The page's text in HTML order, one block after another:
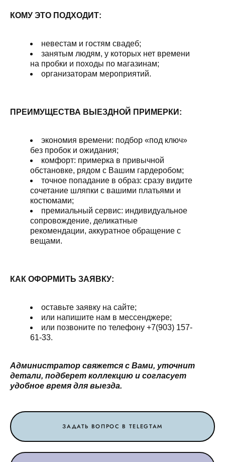
КОМУ ЭТО ПОДХОДИТ:
невестам и гостям свадеб;
занятым людям, у которых нет времени
на пробки и походы по магазинам;
организаторам мероприятий.
ПРЕИМУЩЕСТВА ВЫЕЗДНОЙ ПРИМЕРКИ:
экономия времени: подбор «под ключ»
без пробок и ожидания;
комфорт: примерка в привычной
обстановке, рядом с Вашим гардеробом;
точное попадание в образ: сразу видите
сочетание шляпки с вашими платьями и
костюмами;
премиальный сервис: индивидуальное
сопровождение, деликатные
рекомендации, аккуратное обращение с
вещами.
КАК ОФОРМИТЬ ЗАЯВКУ:
оставьте заявку на сайте;
или напишите нам в мессенджере;
или позвоните по телефону +7(903) 157-
61-33.
Администратор свяжется с Вами, уточнит
детали, подберет коллекцию и согласует
удобное время для выезда.
ЗАДАТЬ ВОПРОС В TELEGTAM